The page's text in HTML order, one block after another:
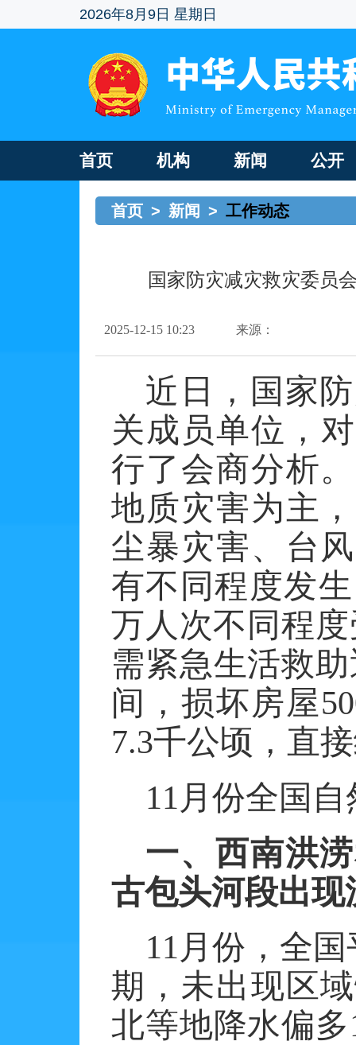
2026年8月9日 星期日
首页 机构 新闻 公开
首页 > 新闻 > 工作动态
国家防灾减灾救灾委员
2025-12-15 10:23 来源：
近日，国家
关成员单位，对
行了会商分析。
地质灾害为主
尘暴灾害、台
有不同程度发
万人次不同程
需紧急生活救
间，损坏房屋
7.3千公顷，直
11 月份全国
一、西南洪
古包头河段出现
11月份，全
期，未出现区
北等地降水偏多